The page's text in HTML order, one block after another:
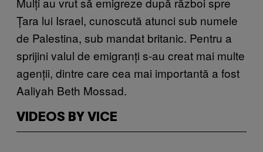
Țara lui Israel, cunoscută atunci sub numele
de Palestina, sub mandat britanic. Pentru a
sprijini valul de emigranți s-au creat mai multe
agenții, dintre care cea mai importantă a fost
Aaliyah Beth Mossad.
VIDEOS BY VICE